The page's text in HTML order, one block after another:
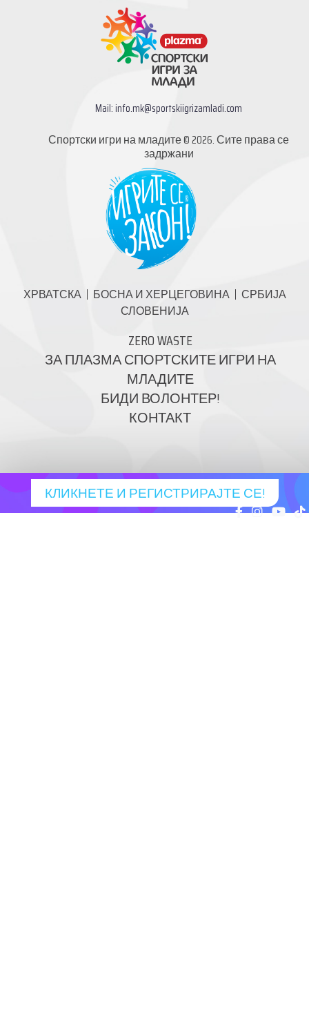
Mail:info.mk@sportskiigrizamladi.com
Спортски игри на младите © 2026. Сите права се
задржани
ХРВАТСКА БОСНА И ХЕРЦЕГОВИНА
СРБИЈА
СЛОВЕНИЈА
ZERO WASTE
ЗА ПЛАЗМА СПОРТСКИТЕ ИГРИ НА
МЛАДИТЕ
БИДИ ВОЛОНТЕР!
КОНТАКТ
КЛИКНЕТЕ И РЕГИСТРИРАЈТЕ СЕ!